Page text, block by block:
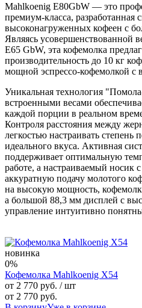
Mahlkoenig E80GbW — это
премиум-класса, разработанная
высоконагруженных кофеен с
Являясь усовершенствованной
E65 GbW, эта кофемолка
производительность до 10 кг
мощной эспрессо-кофемолкой с
Уникальная технология
встроенными весами
каждой порции в реальном
Контроля расстояния между
легкостью настраивать степень
идеального вкуса. Активная
поддерживает оптимальную
работе, а настраиваемый носик
аккуратную подачу молотого
на высокую мощность,
а большой 88,3 мм дисплей с
управление интуитивно
новинка
0%
Кофемолка Mahlkoenig X54
от 2 770 руб. / шт
от 2 770 руб.